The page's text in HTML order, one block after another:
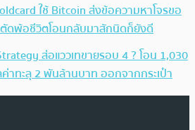
ใช้ Bitcoin ส่งข้อความหาโจรขอ
ดพ้อชีวิตโอนกลับมาสักนิดก็ยังดี
ส่อแววเทขายรอบ 4 ? โอน 1,030
ค่าทะลุ 2 พันล้านบาท ออกจากกระเป๋า